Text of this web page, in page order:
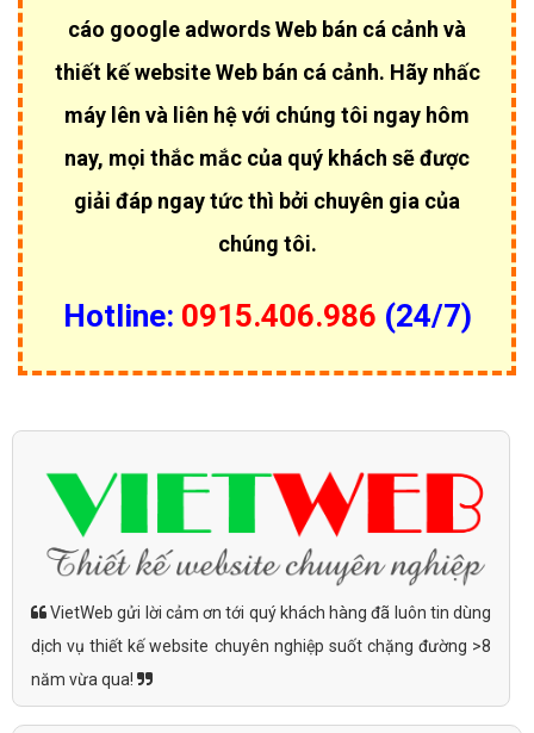
cáo google adwords Web bán cá cảnh và
thiết kế website Web bán cá cảnh. Hãy nhấc
máy lên và liên hệ với chúng tôi ngay hôm
nay, mọi thắc mắc của quý khách sẽ được
giải đáp ngay tức thì bởi chuyên gia của
chúng tôi.
Hotline: 0915.406.986 (24/7)
VietWeb gửi lời cảm ơn tới quý khách hàng đã luôn tin dùng
dịch vụ thiết kế website chuyên nghiệp suốt chặng đường >8
năm vừa qua!